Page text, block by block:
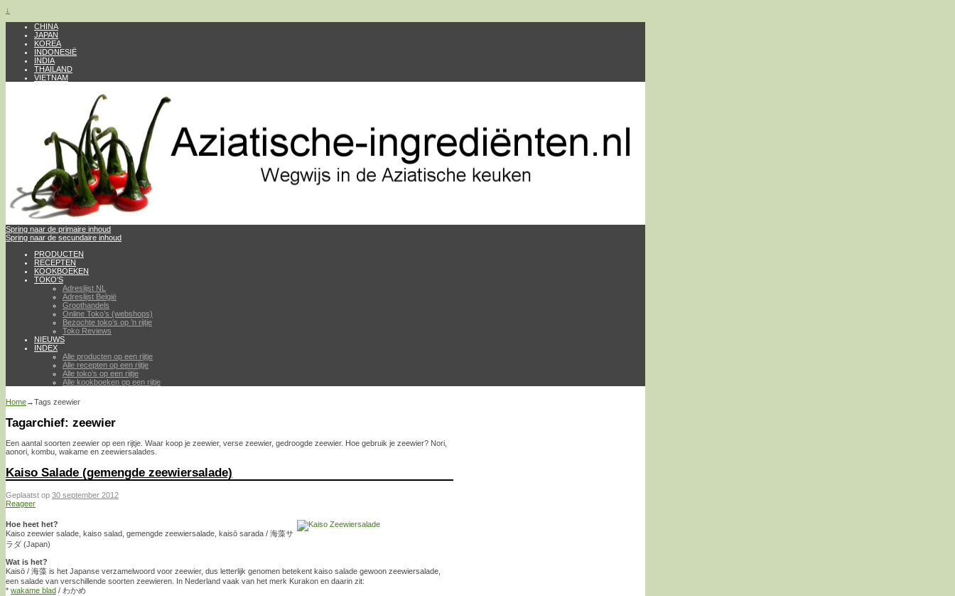
↓
CHINA
JAPAN
KOREA
INDONESIË
INDIA
THAILAND
VIETNAM
Spring naar de primaire inhoud
Spring naar de secundaire inhoud
PRODUCTEN
RECEPTEN
KOOKBOEKEN
TOKO’S
Adreslijst NL
Adreslijst België
Groothandels
Online Toko’s (webshops)
Bezochte toko’s op ’n rijtje
Toko Reviews
NIEUWS
INDEX
Alle producten op een rijtje
Alle recepten op een rijtje
Alle toko’s op een rijtje
Alle kookboeken op een rijtje
Home→Tags zeewier
Tagarchief: zeewier
Een aantal soorten zeewier op een rijtje. Waar koop je zeewier, verse zeewier, gedroogde zeewier. Hoe gebruik je zeewier? Nori,
aonori, kombu, wakame en zeewiersalades.
Kaiso Salade (gemengde zeewiersalade)
Geplaatst op 30 september 2012
Reageer
Hoe heet het?
Kaiso zeewier salade, kaiso salad, gemengde zeewiersalade, kaisō sarada / 海藻サ
ラダ (Japan)
Wat is het?
Kaisō / 海藻 is het Japanse verzamelwoord voor zeewier, dus letterlijk genomen betekent kaiso salade gewoon zeewiersalade,
een salade van verschillende soorten zeewieren. In Nederland vaak van het merk Kurakon en daarin zit:
* wakame blad / わかめ